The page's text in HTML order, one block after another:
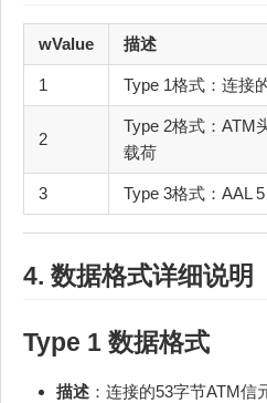
wValue 描述
1 Type 1格式：连接
2
Type 2格式：ATM
载荷
3 Type 3格式：AAL
4. 数据格式详细说明
Type 1 数据格式
描述 ：连接的53字节ATM信